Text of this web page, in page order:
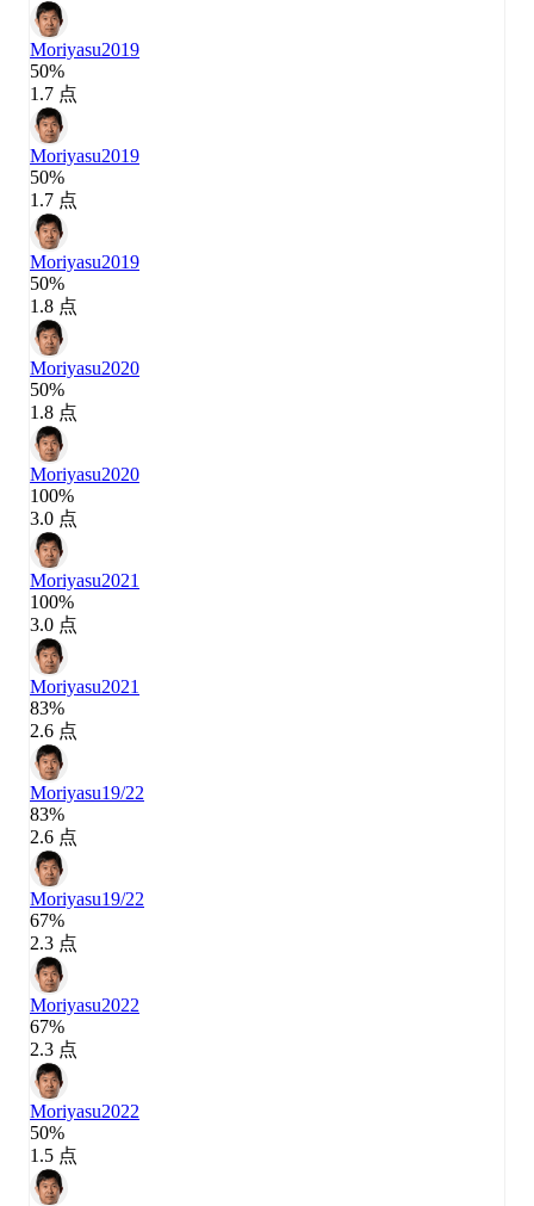
Moriyasu2019
50%
1.7 点
Moriyasu2019
50%
1.7 点
Moriyasu2019
50%
1.8 点
Moriyasu2020
50%
1.8 点
Moriyasu2020
100%
3.0 点
Moriyasu2021
100%
3.0 点
Moriyasu2021
83%
2.6 点
Moriyasu19/22
83%
2.6 点
Moriyasu19/22
67%
2.3 点
Moriyasu2022
67%
2.3 点
Moriyasu2022
50%
1.5 点